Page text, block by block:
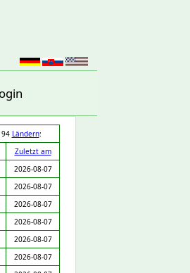
Ländern:
Zuletzt am
2026-08-07
2026-08-07
2026-08-07
2026-08-07
2026-08-07
2026-08-07